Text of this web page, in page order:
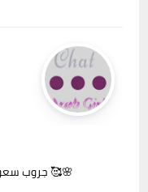
جروب سعودية ويانيالي 🥰🌸